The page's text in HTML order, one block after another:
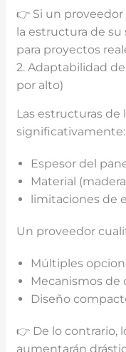
👉 Si un
la estructura de su
para proyectos
2. Adaptabilidad
por alto)
Las estructuras de
significativamente:
Espesor del
Material
limitaciones de
Un proveedor
Múltiples
Mecanismos de
Diseño
👉 De lo contrario,
aumentarán